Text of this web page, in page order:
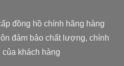
đồng hồ chính hãng hàng
đảm bảo chất lượng, chính
khách hàng